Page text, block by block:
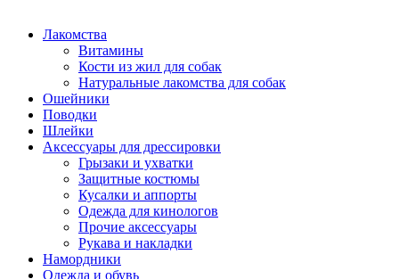
Лакомства
Витамины
Кости из жил для собак
Натуральные лакомства для собак
Ошейники
Поводки
Шлейки
Аксессуары для дрессировки
Грызаки и ухватки
Защитные костюмы
Кусалки и аппорты
Одежда для кинологов
Прочие аксессуары
Рукава и накладки
Намордники
Одежда и обувь